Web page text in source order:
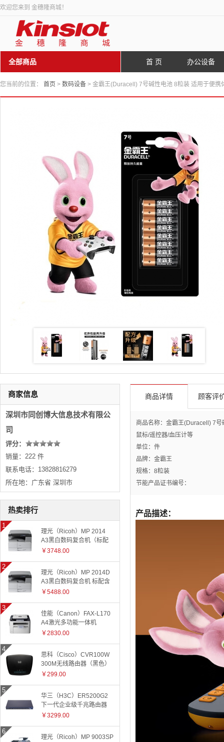
欢迎您来到 金穗隆商城！
全部商品 首 页 办公设备
您当前的位置： 首页 > 数码设备 > 金霸王(Duracell) 7号碱性电池 8粒装 适用于便
商品详情 顾客评
商品名称：金霸王(Duracell) 7
鼠标/遥控器/血压计等
单位：件
品牌：金霸王
规格：8粒装
节能产品证书编号：
产品描述：
商家信息
深圳市同创博大信息技术有限公
司
评分：
销量：222 件
联系电话：13828816279
所在地：广东省 深圳市
热卖排行
理光（Ricoh）MP 2014
A3黑白数码复合机（标配
有线网络+国产工作台）
￥3748.00
理光（Ricoh）MP 2014D
A3黑白数码复合机 标配含
盖板
￥5488.00
佳能（Canon）FAX-L170
A4激光多功能一体机
￥2830.00
思科（Cisco）CVR100W
300M无线路由器（黑色）
￥299.00
华三（H3C）ER5200G2
下一代企业级千兆路由器
￥3299.00
理光（Ricoh）MP 9003SP